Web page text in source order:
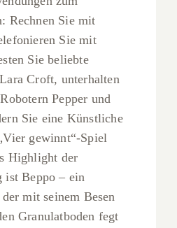
Rechnen Sie mit
Sie mit
Sie beliebte
Croft, unterhalten
Pepper und
Sie eine Künstliche
gewinnt“-Spiel
Highlight der
ist Beppo – ein
mit seinem Besen
Granulatboden fegt